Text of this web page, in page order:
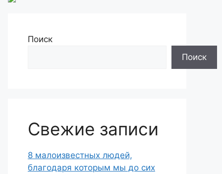
Поиск
Поиск
Свежие записи
8 малоизвестных людей,
благодаря которым мы до сих